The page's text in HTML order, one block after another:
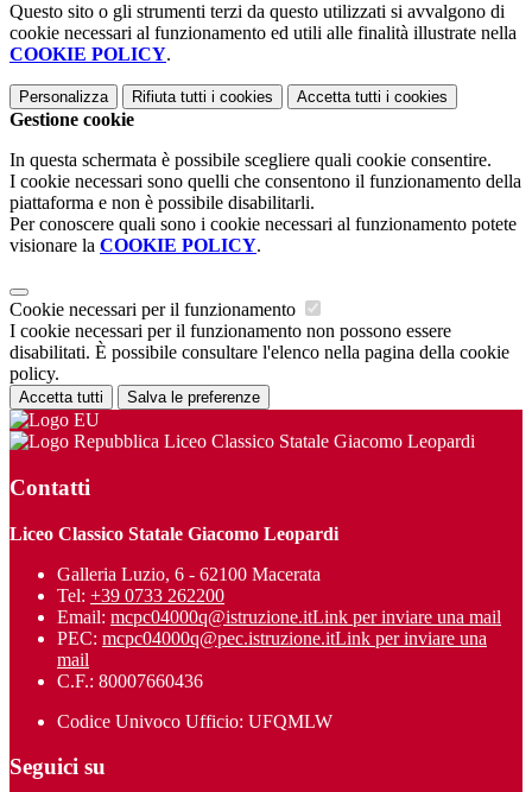
Questo sito o gli strumenti terzi da questo utilizzati si avvalgono di
cookie necessari al funzionamento ed utili alle finalità illustrate nella
COOKIE POLICY.
Personalizza Rifiuta tutti i cookies Accetta tutti i cookies
Gestione cookie
In questa schermata è possibile scegliere quali cookie consentire.
I cookie necessari sono quelli che consentono il funzionamento della
piattaforma e non è possibile disabilitarli.
Per conoscere quali sono i cookie necessari al funzionamento potete
visionare la COOKIE POLICY.
Cookie necessari per il funzionamento
I cookie necessari per il funzionamento non possono essere
disabilitati. È possibile consultare l'elenco nella pagina della cookie
policy.
Accetta tutti Salva le preferenze
Liceo Classico Statale Giacomo Leopardi
Contatti
Liceo Classico Statale Giacomo Leopardi
Galleria Luzio, 6 - 62100 Macerata
Tel: +39 0733 262200
Email: mcpc04000q@istruzione.itLink per inviare una mail
PEC: mcpc04000q@pec.istruzione.itLink per inviare una
mail
C.F.: 80007660436
Codice Univoco Ufficio: UFQMLW
Seguici su